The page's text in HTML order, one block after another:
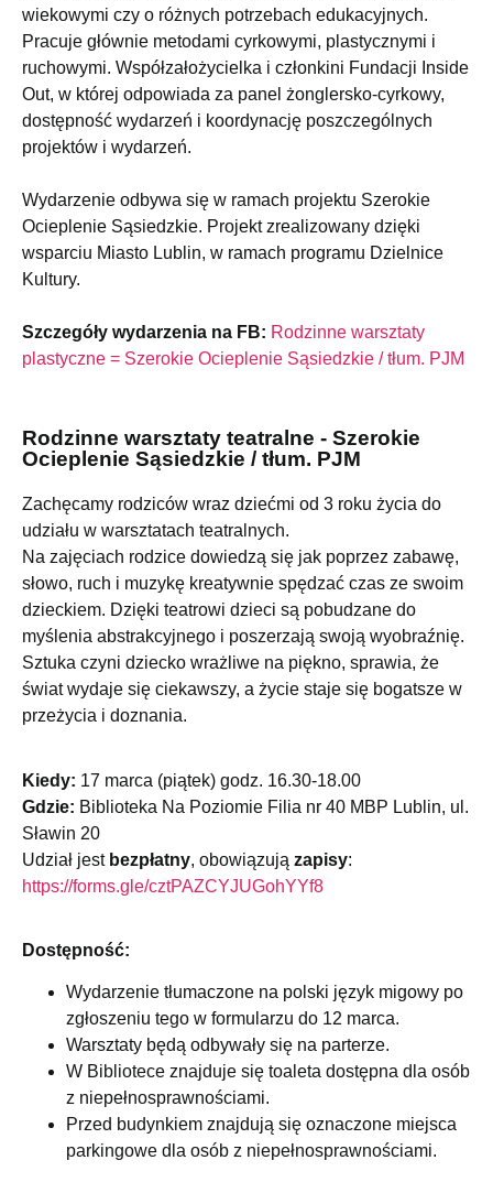
wiekowymi czy o różnych potrzebach edukacyjnych.
Pracuje głównie metodami cyrkowymi, plastycznymi i
ruchowymi. Współzałożycielka i członkini Fundacji Inside
Out, w której odpowiada za panel żonglersko-cyrkowy,
dostępność wydarzeń i koordynację poszczególnych
projektów i wydarzeń.
Wydarzenie odbywa się w ramach projektu Szerokie
Ocieplenie Sąsiedzkie. Projekt zrealizowany dzięki
wsparciu Miasto Lublin, w ramach programu Dzielnice
Kultury.
Szczegóły wydarzenia na FB: Rodzinne warsztaty
plastyczne = Szerokie Ocieplenie Sąsiedzkie / tłum. PJM
Rodzinne warsztaty teatralne - Szerokie
Ocieplenie Sąsiedzkie / tłum. PJM
Zachęcamy rodziców wraz dziećmi od 3 roku życia do
udziału w warsztatach teatralnych.
Na zajęciach rodzice dowiedzą się jak poprzez zabawę,
słowo, ruch i muzykę kreatywnie spędzać czas ze swoim
dzieckiem. Dzięki teatrowi dzieci są pobudzane do
myślenia abstrakcyjnego i poszerzają swoją wyobraźnię.
Sztuka czyni dziecko wrażliwe na piękno, sprawia, że
świat wydaje się ciekawszy, a życie staje się bogatsze w
przeżycia i doznania.
Kiedy: 17 marca (piątek) godz. 16.30-18.00
Gdzie: Biblioteka Na Poziomie Filia nr 40 MBP Lublin, ul.
Sławin 20
Udział jest bezpłatny, obowiązują zapisy:
https://forms.gle/cztPAZCYJUGohYYf8
Dostępność:
Wydarzenie tłumaczone na polski język migowy po
zgłoszeniu tego w formularzu do 12 marca.
Warsztaty będą odbywały się na parterze.
W Bibliotece znajduje się toaleta dostępna dla osób
z niepełnosprawnościami.
Przed budynkiem znajdują się oznaczone miejsca
parkingowe dla osób z niepełnosprawnościami.